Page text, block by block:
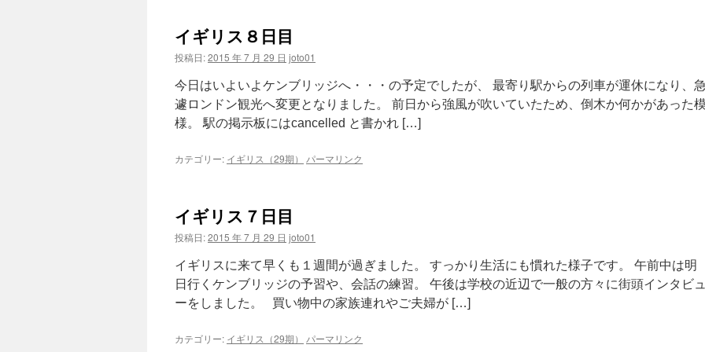
イギリス８日目
投稿日:2015 年 7 月 29 日 joto01
今日はいよいよケンブリッジへ・・・の予定でしたが、 最寄り駅からの列車が運休になり、急
遽ロンドン観光へ変更となりました。 前日から強風が吹いていたため、倒木か何かがあった模
様。 駅の掲示板にはcancelled と書かれ […]
カテゴリー: イギリス（29期） パーマリンク
イギリス７日目
投稿日:2015 年 7 月 29 日 joto01
イギリスに来て早くも１週間が過ぎました。 すっかり生活にも慣れた様子です。 午前中は明
日行くケンブリッジの予習や、会話の練習。 午後は学校の近辺で一般の方々に街頭インタビュ
ーをしました。 買い物中の家族連れやご夫婦が […]
カテゴリー: イギリス（29期） パーマリンク